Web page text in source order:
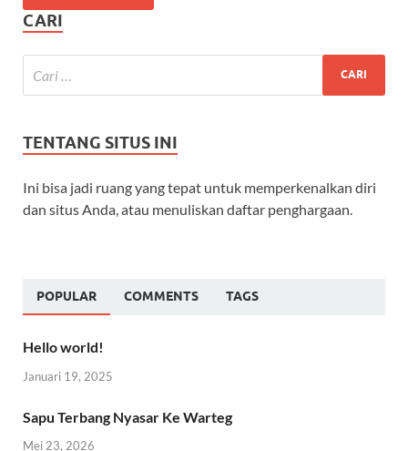
CARI
TENTANG SITUS INI
Ini bisa jadi ruang yang tepat untuk memperkenalkan diri
dan situs Anda, atau menuliskan daftar penghargaan.
POPULAR COMMENTS TAGS
Hello world!
Januari 19, 2025
Sapu Terbang Nyasar Ke Warteg
Mei 23, 2026